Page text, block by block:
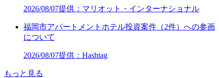
2026/08/07提供：マリオット・インターナショナル
福岡市アパートメントホテル投資案件（2件）への参画
について
2026/08/07提供：Hashtag
もっと見る